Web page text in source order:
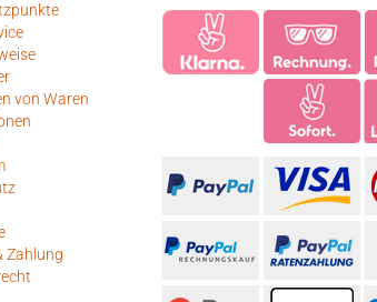
von Waren
Zahlung